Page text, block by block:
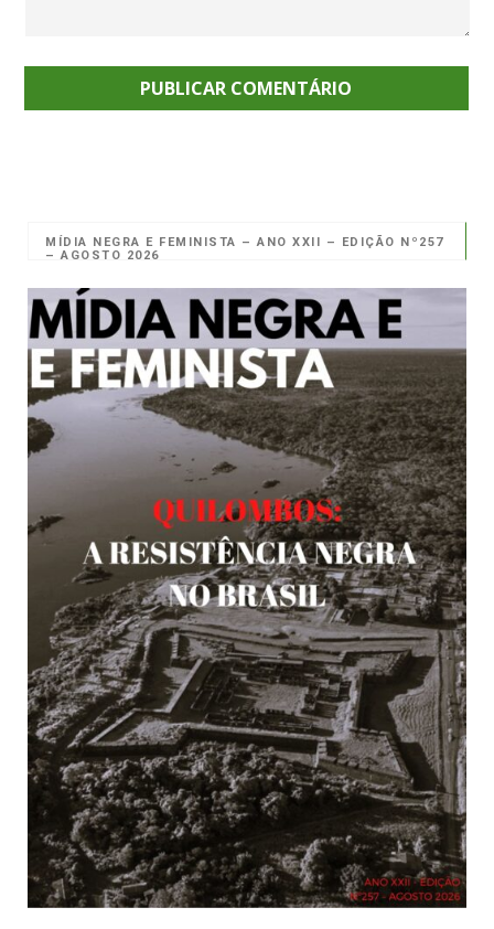
MÍDIA NEGRA E FEMINISTA – ANO XXII – EDIÇÃO Nº257
– AGOSTO 2026